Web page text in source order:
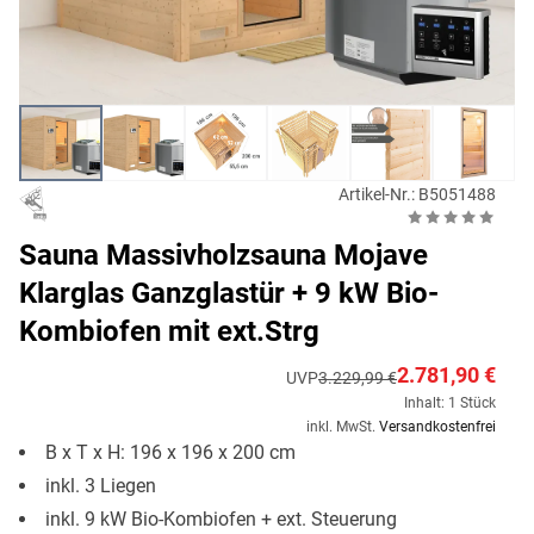
Artikel-Nr.: B5051488
Sauna Massivholzsauna Mojave
Klarglas Ganzglastür + 9 kW Bio-
Kombiofen mit ext.Strg
UVP3.229,99 €2.781,90 €
Inhalt: 1 Stück
inkl. MwSt. Versandkostenfrei
B x T x H: 196 x 196 x 200 cm
inkl. 3 Liegen
inkl. 9 kW Bio-Kombiofen + ext. Steuerung